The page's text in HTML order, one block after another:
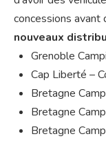
concessions avant
nouveaux
Grenoble
Cap Liberté –
Bretagne
Bretagne
Bretagne